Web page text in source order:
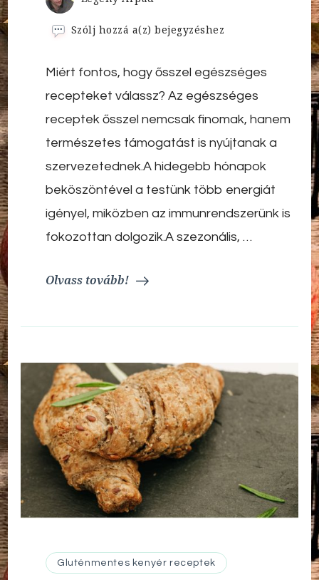
Szólj hozzá a(z)Egészséges
–
szezonális
paleo
ételek,
immunerősítőek
és
finomak
bejegyzéshez
Miért fontos, hogy ősszel egészséges
recepteket válassz? Az egészséges
receptek ősszel nemcsak finomak, hanem
természetes támogatást is nyújtanak a
szervezetednek.A hidegebb hónapok
beköszöntével a testünk több energiát
igényel, miközben az immunrendszerünk is
fokozottan dolgozik.A szezonális, …
Olvass tovább!
Gluténmentes kenyér receptek